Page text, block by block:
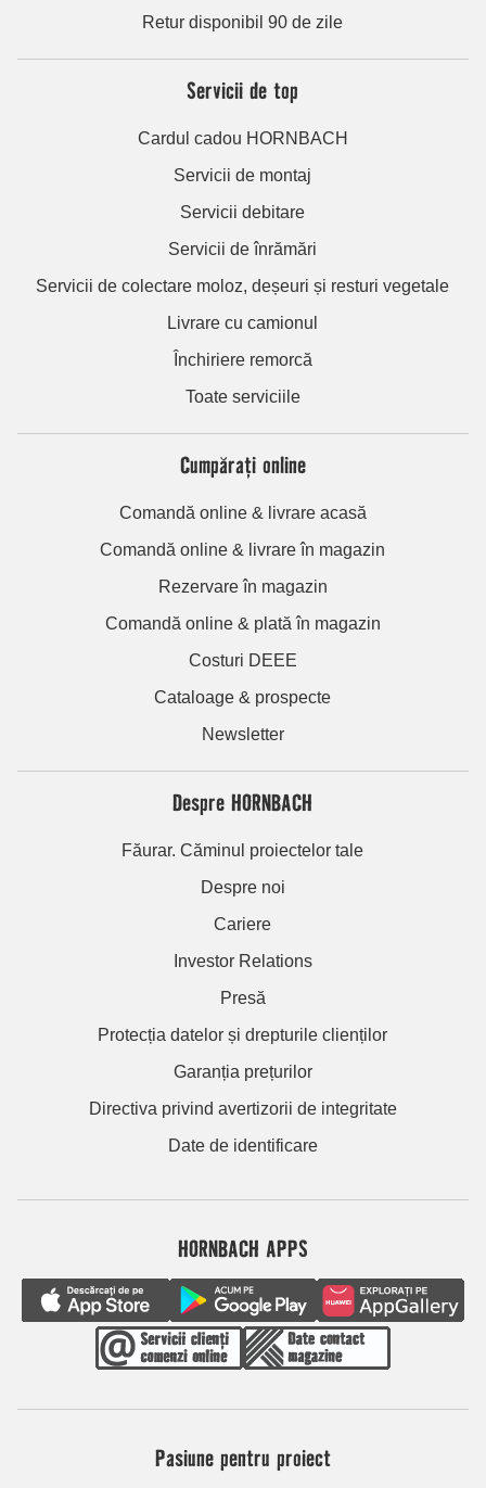
Retur disponibil 90 de zile
Servicii de top
Cardul cadou HORNBACH
Servicii de montaj
Servicii debitare
Servicii de înrămări
Servicii de colectare moloz, deșeuri și resturi vegetale
Livrare cu camionul
Închiriere remorcă
Toate serviciile
Cumpărați online
Comandă online & livrare acasă
Comandă online & livrare în magazin
Rezervare în magazin
Comandă online & plată în magazin
Costuri DEEE
Cataloage & prospecte
Newsletter
Despre HORNBACH
Făurar. Căminul proiectelor tale
Despre noi
Cariere
Investor Relations
Presă
Protecția datelor și drepturile clienților
Garanția prețurilor
Directiva privind avertizorii de integritate
Date de identificare
HORNBACH APPS
Pasiune pentru proiect